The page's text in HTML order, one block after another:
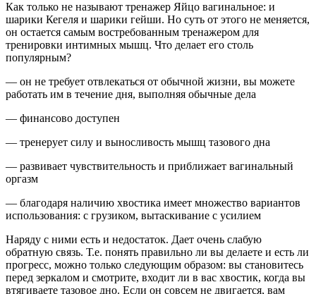
Как только не называют тренажер Яйцо вагинальное: и
шарики Кегеля и шарики гейши. Но суть от этого не меняется,
он остается самым востребованным тренажером для
тренировки интимных мышц. Что делает его столь
популярным?
— он не требует отвлекаться от обычной жизни, вы можете
работать им в течение дня, выполняя обычные дела
— финансово доступен
— тренерует силу и выносливость мышц тазового дна
— развивает чувствительность и приближает вагинальный
оргазм
— благодаря наличию хвостика имеет множество вариантов
использования: с грузиком, вытаскивание с усилием
Наряду с ними есть и недостаток. Дает очень слабую
обратную связь. Т.е. понять правильно ли вы делаете и есть ли
прогресс, можно только следующим образом: вы становитесь
перед зеркалом и смотрите, входит ли в вас хвостик, когда вы
втягиваете тазовое дно. Если он совсем не двигается, вам